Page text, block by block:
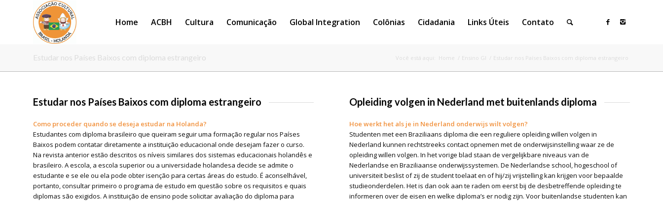
Home ACBH Cultura Comunicação Global Integration Colônias Cidadania Links Úteis Contato
Estudar nos Países Baixos com diploma estrangeiro Você está aqui: Home / Ensino GI / Estudar nos Países Baixos com diploma estrangeiro
Estudar nos Países Baixos com diploma estrangeiro
Como proceder quando se deseja estudar na Holanda?
Estudantes com diploma brasileiro que queiram seguir uma formação regular nos Países
Baixos podem contatar diretamente a instituição educacional onde desejam fazer o curso.
Na revista anterior estão descritos os níveis similares dos sistemas educacionais holandês e
brasileiro. A escola, a escola superior ou a universidade holandesa decide se admite o
estudante e se ele ou ela pode obter isenção para certas áreas do estudo. É aconselhável,
portanto, consultar primeiro o programa de estudo em questão sobre os requisitos e quais
diplomas são exigidos. A instituição de ensino pode solicitar avaliação do diploma para
Opleiding volgen in Nederland met buitenlands diploma
Hoe werkt het als je in Nederland onderwijs wilt volgen?
Studenten met een Braziliaans diploma die een reguliere opleiding willen volgen in
Nederland kunnen rechtstreeks contact opnemen met de onderwijsinstelling waar ze de
opleiding willen volgen. In het vorige blad staan de vergelijkbare niveaus van de
Nederlandse en Braziliaanse onderwijssystemen. De Nederlandse school, hogeschool of
universiteit beslist of zij de student toelaat en of hij/zij vrijstelling kan krijgen voor bepaalde
studieonderdelen. Het is dan ook aan te raden om eerst bij de desbetreffende opleiding te
informeren over de eisen en welke diploma’s er nodig zijn. Voor buitenlandse studenten kan